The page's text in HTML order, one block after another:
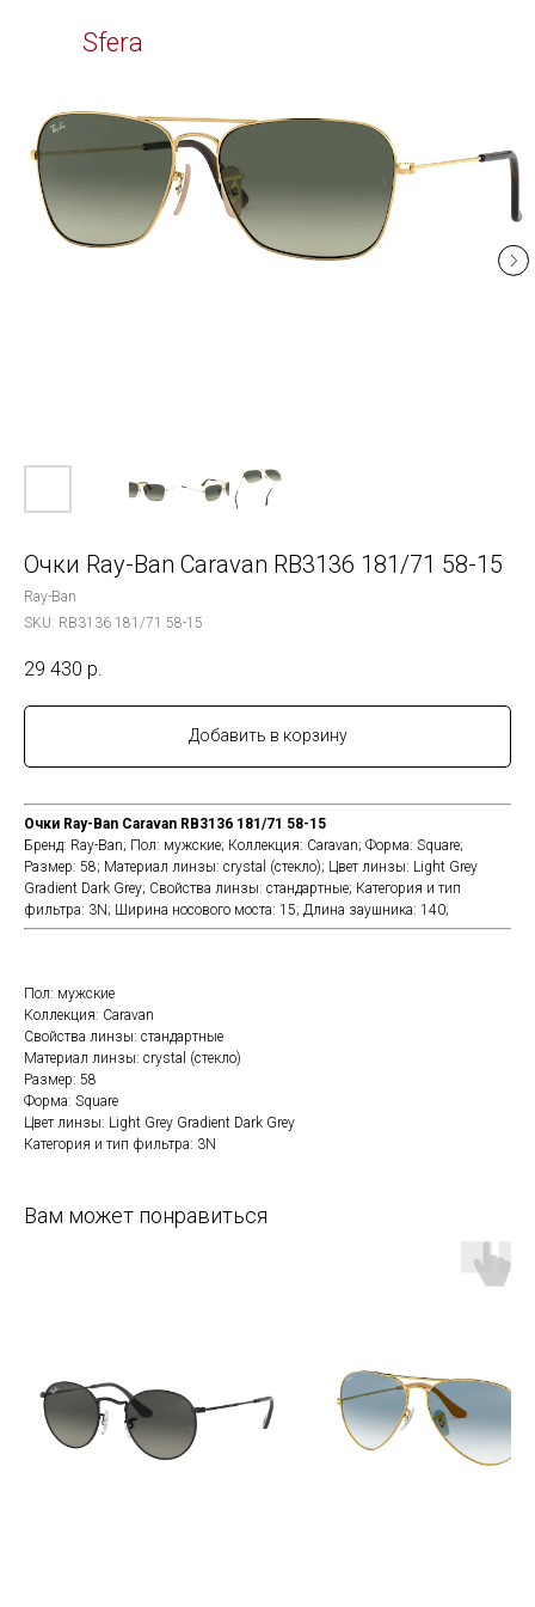
Sfera
Очки Ray-Ban Caravan RB3136 181/71 58-15
Ray-Ban
SKU: RB3136 181/71 58-15
29 430 р.
Добавить в корзину
Очки Ray-Ban Caravan RB3136 181/71 58-15
Бренд: Ray-Ban; Пол: мужские; Коллекция: Caravan; Форма: Square;
Размер: 58; Материал линзы: crystal (стекло); Цвет линзы: Light Grey
Gradient Dark Grey; Cвойства линзы: стандартные; Категория и тип
фильтра: 3N; Ширина носового моста: 15; Длина заушника: 140;
Пол: мужские
Коллекция: Caravan
Cвойства линзы: стандартные
Материал линзы: crystal (стекло)
Размер: 58
Форма: Square
Цвет линзы: Light Grey Gradient Dark Grey
Категория и тип фильтра: 3N
Вам может понравиться